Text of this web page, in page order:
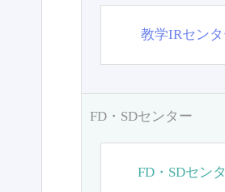
教学IRセン
FD・SDセンター
FD・SDセン